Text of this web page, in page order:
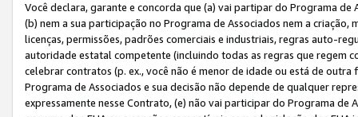
Você declara, garante e concorda que (a) vai partipar do Programa
(b) nem a sua participação no Programa de Associados nem a
licenças, permissões, padrões comerciais e industriais, regras auto-
autoridade estatal competente (incluindo todas as regras que regem
celebrar contratos (p. ex., você não é menor de idade ou está de
Programa de Associados e sua decisão não depende de qualquer
expressamente nesse Contrato, (e) não vai participar do Programa